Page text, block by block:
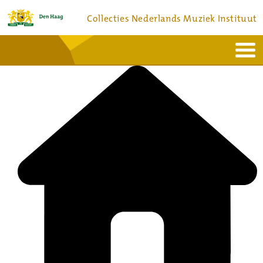
Collecties Nederlands Muziek Instituut
Bronnen en collecties